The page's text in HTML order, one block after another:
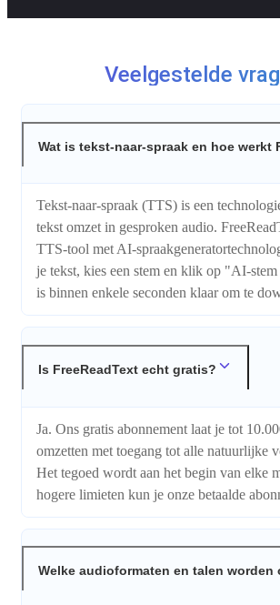
Veelgestelde
Wat is tekst-naar-spraak en hoe werkt
Tekst-naar-spraak (TTS) is een
tekst omzet in gesproken audio.
TTS-tool met AI-
je tekst, kies een stem en klik op "AI-
is binnen enkele seconden klaar om te
Is FreeReadText echt gratis?
Ja. Ons gratis abonnement laat je tot
omzetten met toegang tot alle natuurlijke
Het tegoed wordt aan het begin van elke
hogere limieten kun je onze betaalde
Welke audioformaten en talen worden